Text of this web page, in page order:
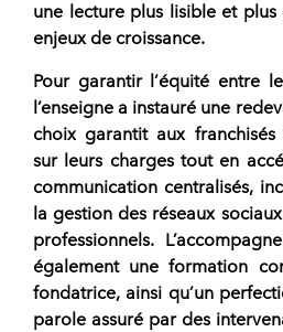
une lecture plus lisible et
enjeux de croissance.
Pour garantir l’équité entre
l’enseigne a instauré une
choix garantit aux franchisés
sur leurs charges tout en
communication centralisés,
la gestion des réseaux
professionnels.
également une formation
fondatrice, ainsi qu’un
parole assuré par des